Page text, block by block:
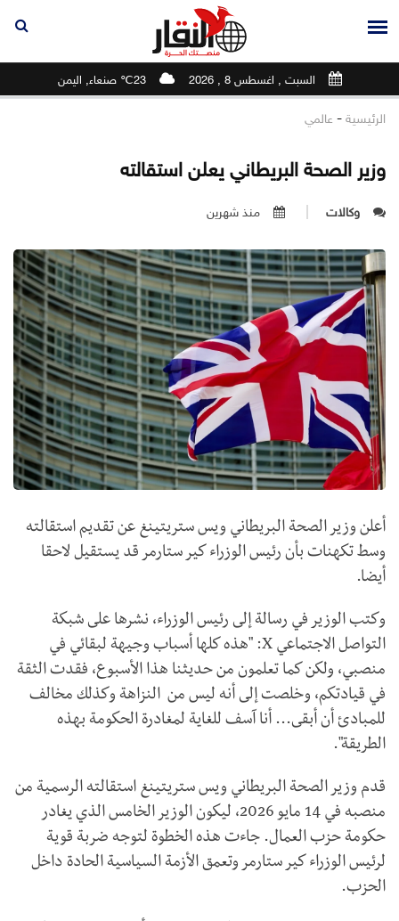
السبت , اغسطس 8 , 2026 23℃ صنعاء, اليمن
الرئيسية - عالمي
وزير الصحة البريطاني يعلن استقالته
وكالات منذ شهرين
أعلن وزير الصحة البريطاني ويس ستريتينغ عن تقديم استقالته
وسط تكهنات بأن رئيس الوزراء كير ستارمر قد يستقيل لاحقا
أيضا.
وكتب الوزير في رسالة إلى رئيس الوزراء، نشرها على شبكة
التواصل الاجتماعي X: "هذه كلها أسباب وجيهة لبقائي في
منصبي، ولكن كما تعلمون من حديثنا هذا الأسبوع، فقدت الثقة
في قيادتكم، وخلصت إلى أنه ليس من النزاهة وكذلك مخالف
للمبادئ أن أبقى... أنا آسف للغاية لمغادرة الحكومة بهذه
الطريقة".
قدم وزير الصحة البريطاني ويس ستريتينغ استقالته الرسمية من
منصبه في 14 مايو 2026، ليكون الوزير الخامس الذي يغادر
حكومة حزب العمال. جاءت هذه الخطوة لتوجه ضربة قوية
لرئيس الوزراء كير ستارمر وتعمق الأزمة السياسية الحادة داخل
الحزب.